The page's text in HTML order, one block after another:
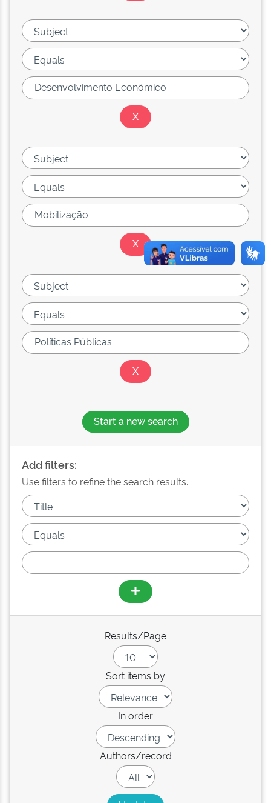
Start a new search
Add filters:
Use filters to refine the search results.
Results/Page
Sort items by
In order
Authors/record